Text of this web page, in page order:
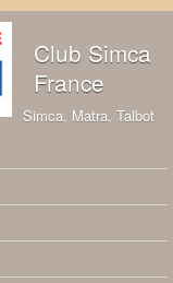
Club Simca
France
Simca, Matra, Talbot